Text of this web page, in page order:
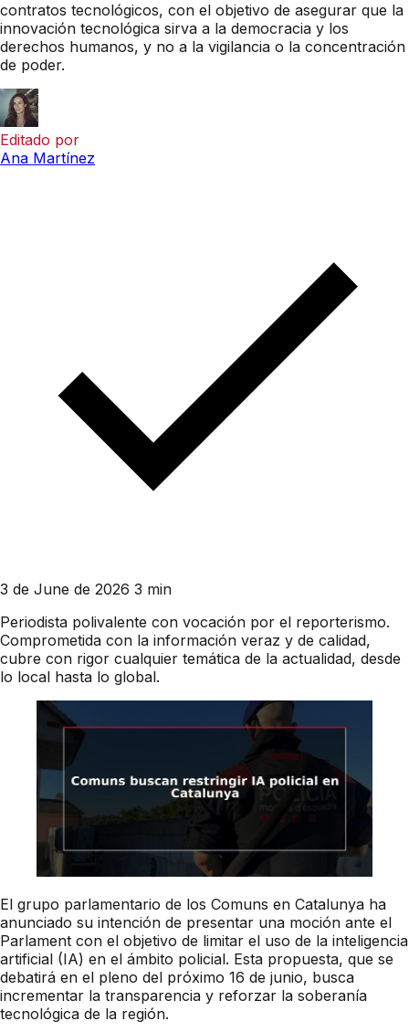
contratos tecnológicos, con el objetivo de asegurar que la
innovación tecnológica sirva a la democracia y los
derechos humanos, y no a la vigilancia o la concentración
de poder.
Editado por
Ana Martínez
3 de June de 2026 3 min
Periodista polivalente con vocación por el reporterismo.
Comprometida con la información veraz y de calidad,
cubre con rigor cualquier temática de la actualidad, desde
lo local hasta lo global.
El grupo parlamentario de los Comuns en Catalunya ha
anunciado su intención de presentar una moción ante el
Parlament con el objetivo de limitar el uso de la inteligencia
artificial (IA) en el ámbito policial. Esta propuesta, que se
debatirá en el pleno del próximo 16 de junio, busca
incrementar la transparencia y reforzar la soberanía
tecnológica de la región.